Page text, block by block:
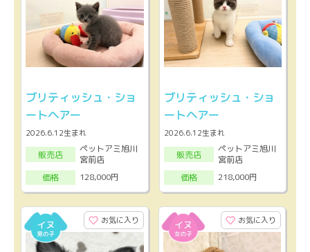
ブリティッシュ・ショ
ートヘアー
2026.6.12生まれ
販売店
ペットアミ旭川
宮前店
価格
128,000円
ブリティッシュ・ショ
ートヘアー
2026.6.12生まれ
販売店
ペットアミ旭川
宮前店
価格
218,000円
お気に入り お気に入り